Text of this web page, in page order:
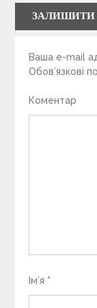
ЗАЛИШИТИ
Ваша e-mail
Обов’язкові
Коментар
Ім’я *